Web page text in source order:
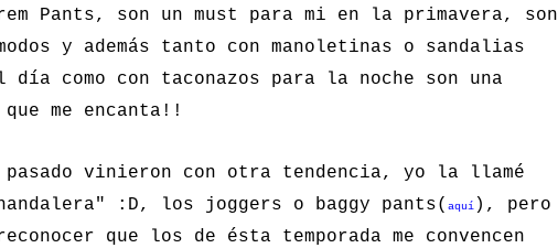
Pants, son un must para mi en la primavera, son
y además tanto con manoletinas o sandalias
día como con taconazos para la noche son una
me encanta!!
pasado vinieron con otra tendencia, yo la llamé
:D, los joggers o baggy pants( aquí ), pero
que los de ésta temporada me convencen